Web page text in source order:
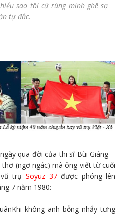
sao tôi cứ rùng mình ghê sợ
tự đắc.
qua đời của thi sĩ Bùi Giáng
(ngơ ngác) mà ông viết từ cuối
vũ trụSoyuz 37được phóng lên
7 năm 1980:
không anh bỗng nhẩy tưng